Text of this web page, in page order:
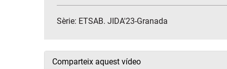
Sèrie: ETSAB. JIDA'23-Granada
Comparteix aquest vídeo